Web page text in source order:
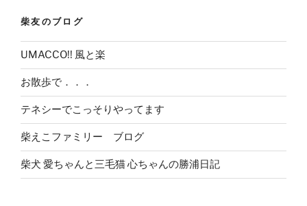
柴友のブログ
UMACCO!! 風と楽
お散歩で．．．
テネシーでこっそりやってます
柴えこファミリー ブログ
柴犬 愛ちゃんと三毛猫 心ちゃんの勝浦日記